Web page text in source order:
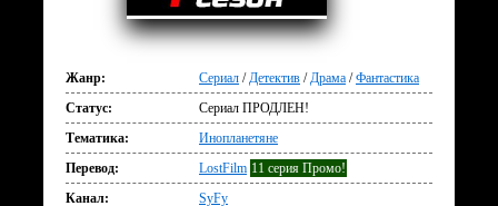
Жанр: Сериал /Детектив /Драма /Фантастика
Статус:
Сериал ПРОДЛЕН!
Тематика:
Инопланетяне
Перевод:
LostFilm 11 серия Промо!
Канал:
SyFy